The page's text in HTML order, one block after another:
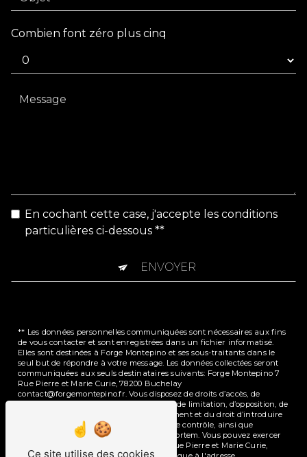
Combien font zéro plus cinq
En cochant cette case, j'accepte les conditions
particulières ci-dessous **
ENVOYER
** Les données personnelles communiquées sont nécessaires aux fins
de vous contacter et sont enregistrées dans un fichier informatisé.
Elles sont destinées à Forge Montepino et ses sous-traitants dans le
seul but de répondre à votre message. Les données collectées seront
communiquées aux seuls destinataires suivants: Forge Montepino 7
Rue Pierre et Marie Curie, 78200 Buchelay
contact@forgemontepino.fr. Vous disposez de droits d’accès, de
rectification, d’effacement, de portabilité, de limitation, d’opposition, de
retrait de votre consentement à tout moment et du droit d’introduire
une réclamation auprès d’une autorité de contrôle, ainsi que
d’organiser le sort de vos données post-mortem. Vous pouvez exercer
ces droits par voie postale à l'adresse 7 Rue Pierre et Marie Curie,
Ce site utilise des cookies